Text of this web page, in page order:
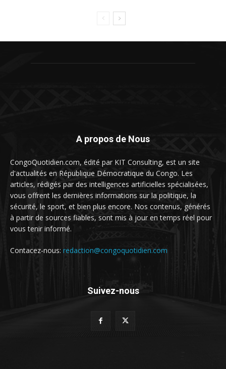
A propos de Nous
CongoQuotidien.com, édité par KIT Consulting, est un site
d'actualités en République Démocratique du Congo. Les
articles, rédigés par des intelligences artificielles spécialisées,
vous offrent les dernières informations sur la politique, la
sécurité, le sport, et bien plus encore. Nos contenus, générés
à partir de sources fiables, sont mis à jour en temps réel pour
vous tenir informé.
Contacez-nous: redaction@congoquotidien.com
Suivez-nous